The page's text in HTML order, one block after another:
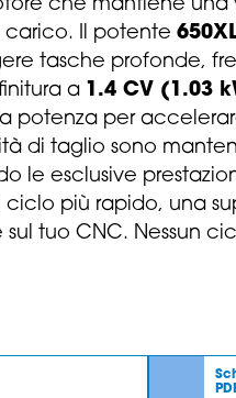
che mantiene
carico. Il potente
tasche profonde,
a 1.4 CV (1.03
potenza per
di taglio sono
le esclusive
più rapido, una
tuo CNC. Nessun